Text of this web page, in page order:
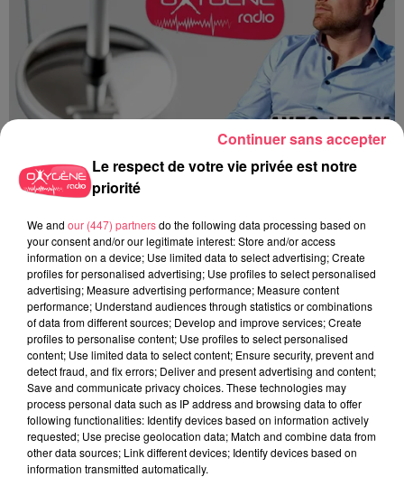
AQUALOIRE : OUVERTURE DES INSCRIPTIONS DE L'ÉCOLE DE
NATATION...
(Mauges-sur-Loire)
Le respect de votre vie privée est notre
priorité
We and our (447) partnersdo the following data processing based on
your consent and/or our legitimate interest: Store and/or access
information on a device; Use limited data to select advertising; Create
profiles for personalised advertising; Use profiles to select personalised
advertising; Measure advertising performance; Measure content
performance; Understand audiences through statistics or combinations
of data from different sources; Develop and improve services; Create
profiles to personalise content; Use profiles to select personalised
content; Use limited data to select content; Ensure security, prevent and
detect fraud, and fix errors; Deliver and present advertising and content;
Save and communicate privacy choices. These technologies may
process personal data such as IP address and browsing data to offer
following functionalities: Identify devices based on information actively
requested; Use precise geolocation data; Match and combine data from
other data sources; Link different devices; Identify devices based on
information transmitted automatically.
Continuer sans accepter